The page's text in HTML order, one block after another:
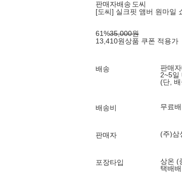
판매자배송 도씨
[도씨] 실크핏 앰버 원마일
61%35,000원
13,410원상품 쿠폰 적용가
배송
판매
2~5일
(단,
배송비 무료
판매자 (주)삼
포장타입
상온 (
택배